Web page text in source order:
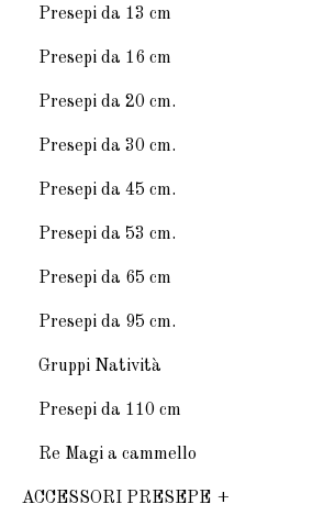
Presepi da 13 cm
Presepi da 16 cm
Presepi da 20 cm.
Presepi da 30 cm.
Presepi da 45 cm.
Presepi da 53 cm.
Presepi da 65 cm
Presepi da 95 cm.
Gruppi Natività
Presepi da 110 cm
Re Magi a cammello
ACCESSORI PRESEPE